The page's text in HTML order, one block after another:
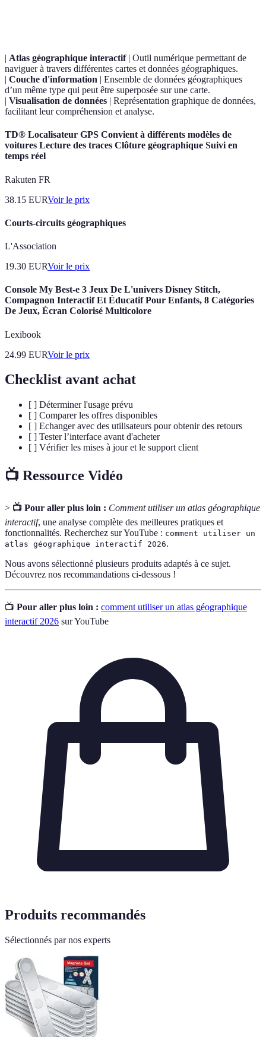
| Atlas géographique interactif| Outil numérique permettant de
naviguer à travers différentes cartes et données géographiques.
| Couche d'information | Ensemble de données géographiques
d’un même type qui peut être superposée sur une carte.
| Visualisation de données | Représentation graphique de données,
facilitant leur compréhension et analyse.
TD® Localisateur GPS Convient à différents modèles de
voitures Lecture des traces Clôture géographique Suivi en
temps réel
Rakuten FR
38.15 EURVoir le prix
Courts-circuits géographiques
L'Association
19.30 EURVoir le prix
Console My Best-e 3 Jeux De L'univers Disney Stitch,
Compagnon Interactif Et Éducatif Pour Enfants, 8 Catégories
De Jeux, Écran Colorisé Multicolore
Lexibook
24.99 EURVoir le prix
Checklist avant achat
[ ] Déterminer l'usage prévu
[ ] Comparer les offres disponibles
[ ] Echanger avec des utilisateurs pour obtenir des retours
[ ] Tester l’interface avant d'acheter
[ ] Vérifier les mises à jour et le support client
📺 Ressource Vidéo
> 📺 Pour aller plus loin : Comment utiliser un atlas géographique
interactif, une analyse complète des meilleures pratiques et
fonctionnalités. Recherchez sur YouTube : comment utiliser un
atlas géographique interactif 2026.
Nous avons sélectionné plusieurs produits adaptés à ce sujet.
Découvrez nos recommandations ci-dessous !
📺 Pour aller plus loin : comment utiliser un atlas géographique
interactif 2026 sur YouTube
Produits recommandés
Sélectionnés par nos experts